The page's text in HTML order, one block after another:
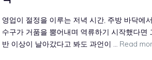
영업이 절정을 이루는 저녁 시간, 주방 바닥에
수구가 거품을 뿜어내며 역류하기 시작했다면
반 이상이 날아갔다고 봐도 과언이 … Read